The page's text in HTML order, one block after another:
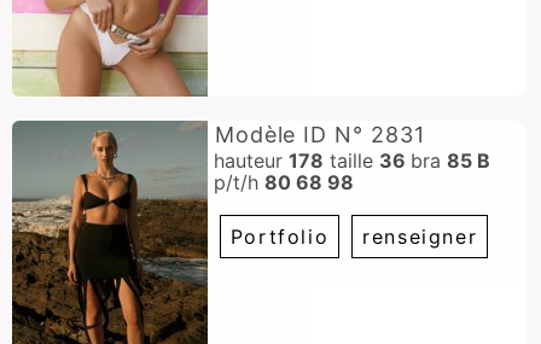
Modèle ID N° 2831
hauteur 178 taille 36 bra 85 B
p/t/h 80 68 98
Portfolio renseigner